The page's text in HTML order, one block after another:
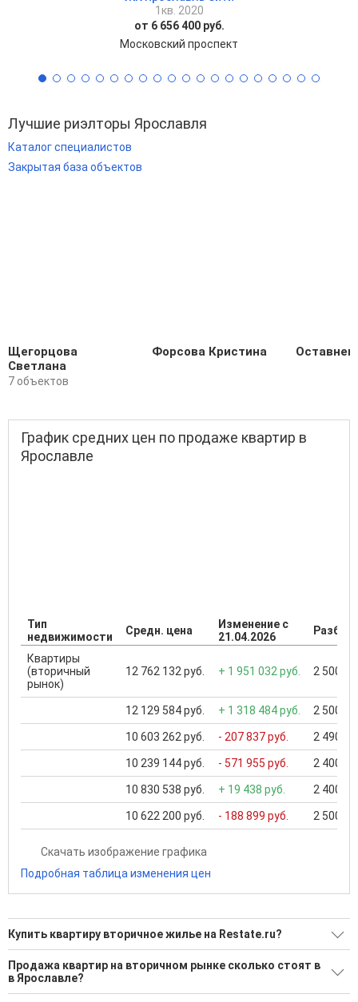
1кв. 2020
от 6 656 400 руб.
Московский проспект
Лучшие риэлторы Ярославля
Каталог специалистов
Закрытая база объектов
Щегорцова
Светлана
7 объектов
Форсова Кристина
График средних цен по продаже квартир в
Ярославле
Тип
недвижимости
Средн. цена
Изменение с
21.04.2026
Квартиры
(вторичный
рынок)
12 762 132 руб. + 1 951 032 руб. 2 500
12 129 584 руб. + 1 318 484 руб. 2 500
10 603 262 руб. - 207 837 руб. 2 490
10 239 144 руб. - 571 955 руб. 2 400
10 830 538 руб. + 19 438 руб. 2 400
10 622 200 руб. - 188 899 руб. 2 500
Скачать изображение графика
Подробная таблица изменения цен
Купить квартиру вторичное жилье на Restate.ru?
1088 актуальных и проверенных объявлений
Продажа квартир на вторичном рынке сколько стоят в
в Ярославле?